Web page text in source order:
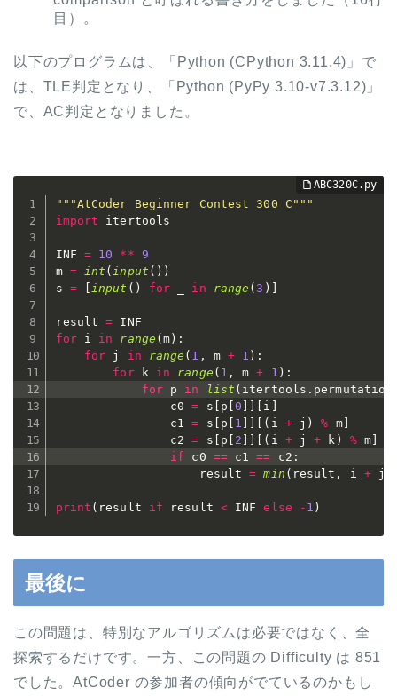
目）。
以下のプログラムは、「Python (CPython 3.11.4)」で
は、TLE判定となり、「Python (PyPy 3.10-v7.3.12)」
で、AC判定となりました。
"""AtCoder Beginner Contest 300 C"""
import itertools
INF = 10 ** 9
m = int (input ( ) )
s = [input ( ) for in range (3 )
result =
for i in range (m ) :
for j in range ( 1 , m + 1 ) :
for k in range ( 1 , m + 1 ) :
for p in list ( itertools .
                c0
= s p [0 i
                c1
= s p 1 ( i + j ) % m]
                c2
= s p 2 ( i + j + k ) % m
if c0 == c1 == c2 :
                    result
= min ( result , i + j
print ( result if result < INF else - 1 )
最後に
この問題は、特別なアルゴリズムは必要ではなく、全
探索するだけです。一方、この問題の Difficulty は 851
でした。AtCoder の参加者の傾向がでているのかもし